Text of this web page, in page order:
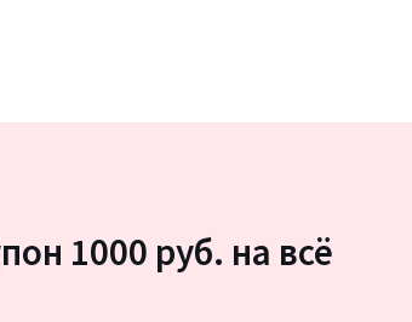
1000 руб. на всё